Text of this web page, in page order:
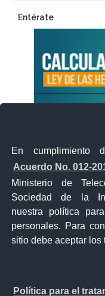
En
Acuerdo No. 012-
Ministerio de
Sociedad de la
nuestra política
personales. Para
sitio debe aceptar los
Política para el
Entérate
Ventanilla